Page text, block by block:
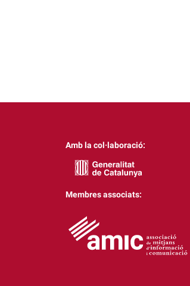
Amb la col·laboració:
Membres associats: